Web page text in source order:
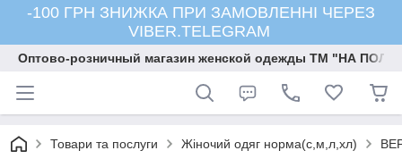
-100 ГРН ЗНИЖКА ПРИ ЗАМОВЛЕННІ ЧЕРЕЗ
VIBER.TELEGRAM
Оптово-розничный магазин женской одежды ТМ "НА
Товари та послуги Жіночий одяг норма(с,м,л,хл)